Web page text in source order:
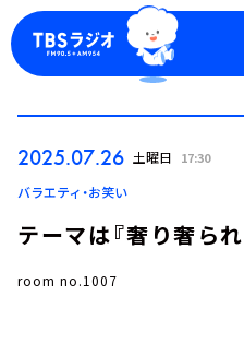
ログイン
2025.07.26 土曜日 17:30
バラエティ・お笑い
テーマは『奢り奢られ
room no.1007